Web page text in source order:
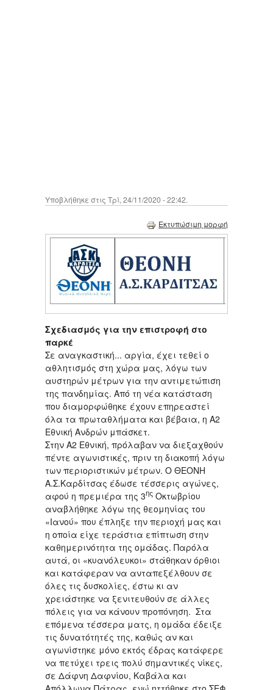
Υποβλήθηκε στις Τρί, 24/11/2020 - 22:42.
Εκτυπώσιμη μορφή
Σχεδιασμός για την επιστροφή στο
παρκέ
Σε αναγκαστική... αργία, έχει τεθεί ο
αθλητισμός στη χώρα μας, λόγω των
αυστηρών μέτρων για την αντιμετώπιση
της πανδημίας. Από τη νέα κατάσταση
που διαμορφώθηκε έχουν επηρεαστεί
όλα τα πρωταθλήματα και βέβαια, η Α2
Εθνική Ανδρών μπάσκετ.
Στην Α2 Εθνική, πρόλαβαν να διεξαχθούν
πέντε αγωνιστικές, πριν τη διακοπή λόγω
των περιοριστικών μέτρων. Ο ΘΕΟΝΗ
Α.Σ.Καρδίτσας έδωσε τέσσερις αγώνες,
αφού η πρεμιέρα της 3ης Οκτωβρίου
αναβλήθηκε λόγω της θεομηνίας του
«Ιανού» που έπληξε την περιοχή μας και
η οποία είχε τεράστια επίπτωση στην
καθημερινότητα της ομάδας. Παρόλα
αυτά, οι «κυανόλευκοι» στάθηκαν όρθιοι
και κατάφεραν να ανταπεξέλθουν σε
όλες τις δυσκολίες, έστω κι αν
χρειάστηκε να ξενιτευθούν σε άλλες
πόλεις για να κάνουν προπόνηση. Στα
επόμενα τέσσερα ματς, η ομάδα έδειξε
τις δυνατότητές της, καθώς αν και
αγωνίστηκε μόνο εκτός έδρας κατάφερε
να πετύχει τρεις πολύ σημαντικές νίκες,
σε Δάφνη Δαφνίου, Καβάλα και